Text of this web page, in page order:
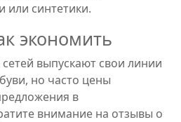
или синтетики.
экономить
выпускают свои линии
но часто цены
в
внимание на отзывы о